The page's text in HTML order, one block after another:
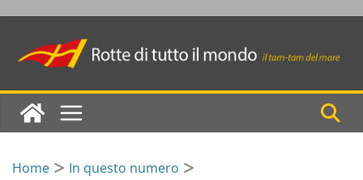
to
Home
In questo numero